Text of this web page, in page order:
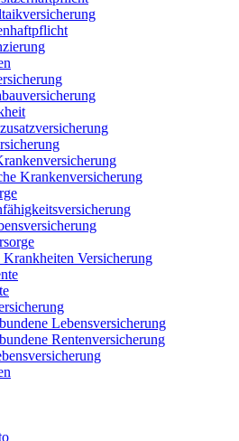
Krankenversicherung
Krankheiten Versicherung
Lebensversicherung
Rentenversicherung